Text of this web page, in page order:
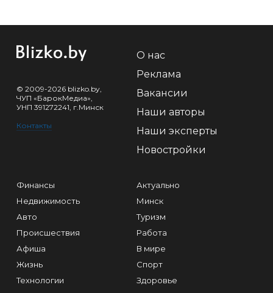
© 2009-2026 blizko.by,
ЧУП «БарокМедиа»,
УНП 391272241, г.Минск
Контакты
О нас
Реклама
Вакансии
Наши авторы
Наши эксперты
Новостройки
Финансы
Недвижимость
Авто
Происшествия
Афиша
Жизнь
Технологии
Актуально
Минск
Туризм
Работа
В мире
Спорт
Здоровье